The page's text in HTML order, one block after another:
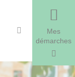
Mes
démarches